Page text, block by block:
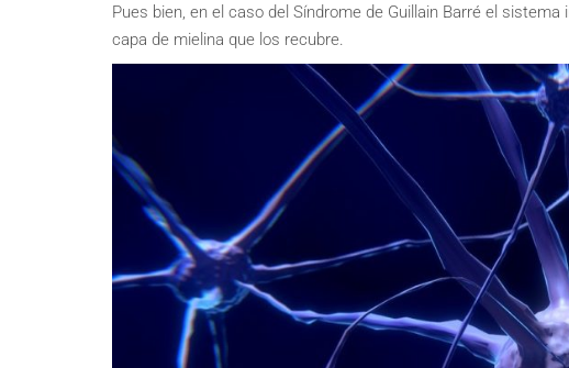
Pues bien, en el caso del Síndrome de Guillain Barré el
capa de mielina que los recubre.